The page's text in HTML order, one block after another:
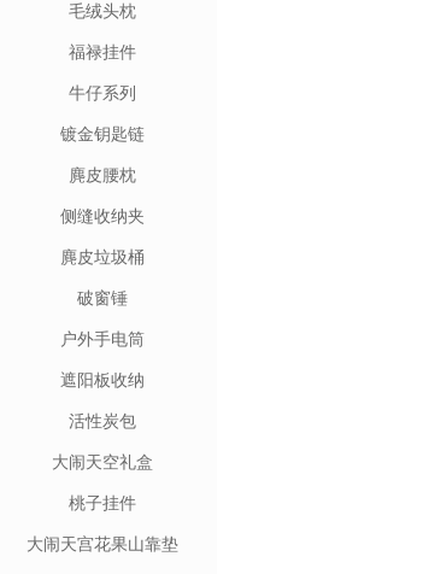
毛绒头枕
福禄挂件
牛仔系列
镀金钥匙链
麂皮腰枕
侧缝收纳夹
麂皮垃圾桶
破窗锤
户外手电筒
遮阳板收纳
活性炭包
大闹天空礼盒
桃子挂件
大闹天宫花果山靠垫